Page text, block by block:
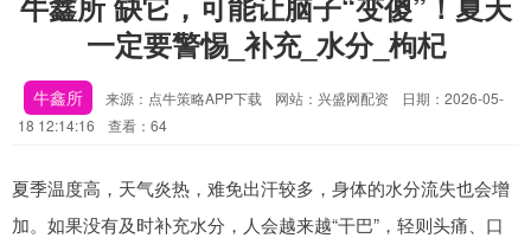
一定要警惕_补充_水分_枸杞
牛鑫所 来源：点牛策略APP下载 网站：兴盛网配资
日期：2026-05-
18 12:14:16
查看：64
夏季温度高，天气炎热，难免出汗较多，身体的水分流失也会增
加。如果没有及时补充水分，人会越来越“干巴”，轻则头痛、口